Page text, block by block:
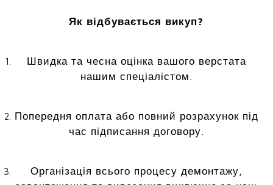
Як відбувається викуп?
Швидка та чесна оцінка вашого верстата
нашим спеціалістом.
Попередня оплата або повний розрахунок під
час підписання договору.
Організація всього процесу демонтажу,